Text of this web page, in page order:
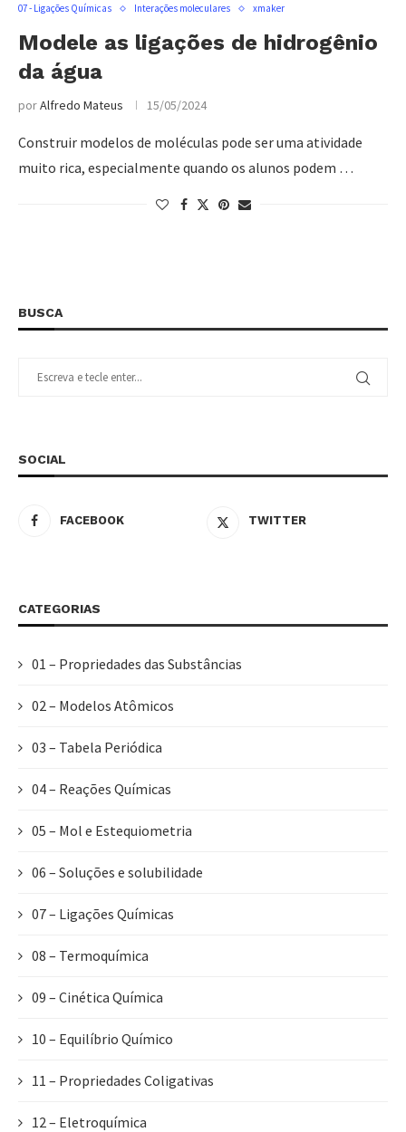
07 - Ligações Químicas Interações moleculares xmaker
Modele as ligações de hidrogênio
da água
porAlfredo Mateus 15/05/2024
Construir modelos de moléculas pode ser uma atividade
muito rica, especialmente quando os alunos podem …
BUSCA
SOCIAL
FACEBOOK TWITTER
CATEGORIAS
01 – Propriedades das Substâncias
02 – Modelos Atômicos
03 – Tabela Periódica
04 – Reações Químicas
05 – Mol e Estequiometria
06 – Soluções e solubilidade
07 – Ligações Químicas
08 – Termoquímica
09 – Cinética Química
10 – Equilíbrio Químico
11 – Propriedades Coligativas
12 – Eletroquímica